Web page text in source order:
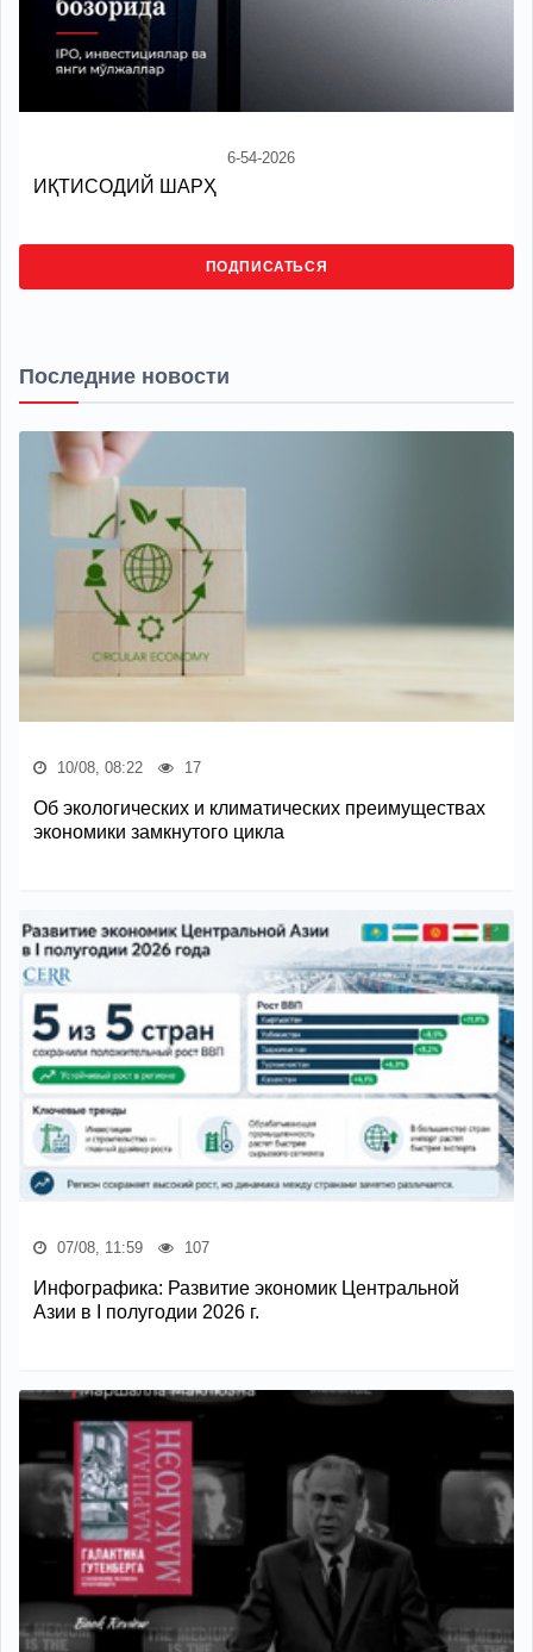
6-54-2026
ИҚТИСОДИЙ ШАРҲ
ПОДПИСАТЬСЯ
Последние новости
10/08, 08:22 17
Об экологических и климатических преимуществах
экономики замкнутого цикла
07/08, 11:59 107
Инфографика: Развитие экономик Центральной
Азии в I полугодии 2026 г.